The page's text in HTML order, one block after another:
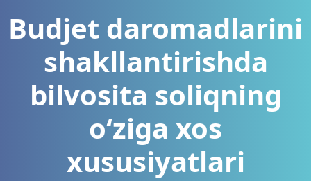
Budjet daromadlarini
shakllantirishda
bilvosita soliqning
o‘ziga xos
xususiyatlari